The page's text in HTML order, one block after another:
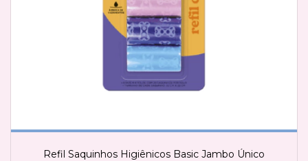
Refil Saquinhos Higiênicos Basic Jambo Único